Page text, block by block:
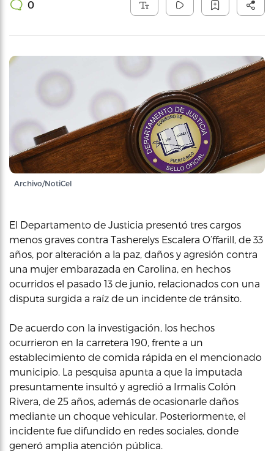
0
Archivo/NotiCel
El Departamento de Justicia presentó tres cargos
menos graves contra Tasherelys Escalera O’ffarill, de 33
años, por alteración a la paz, daños y agresión contra
una mujer embarazada en Carolina, en hechos
ocurridos el pasado 13 de junio, relacionados con una
disputa surgida a raíz de un incidente de tránsito.
De acuerdo con la investigación, los hechos
ocurrieron en la carretera 190, frente a un
establecimiento de comida rápida en el mencionado
municipio. La pesquisa apunta a que la imputada
presuntamente insultó y agredió a Irmalis Colón
Rivera, de 25 años, además de ocasionarle daños
mediante un choque vehicular. Posteriormente, el
incidente fue difundido en redes sociales, donde
generó amplia atención pública.